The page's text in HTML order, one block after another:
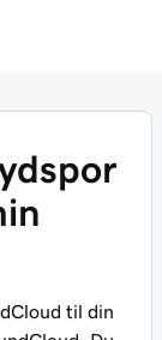
til din